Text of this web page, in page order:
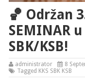
🏀 Održan
SEMINAR
SBK/KSB!
administrator 8
Tagged KKS SBK KSB